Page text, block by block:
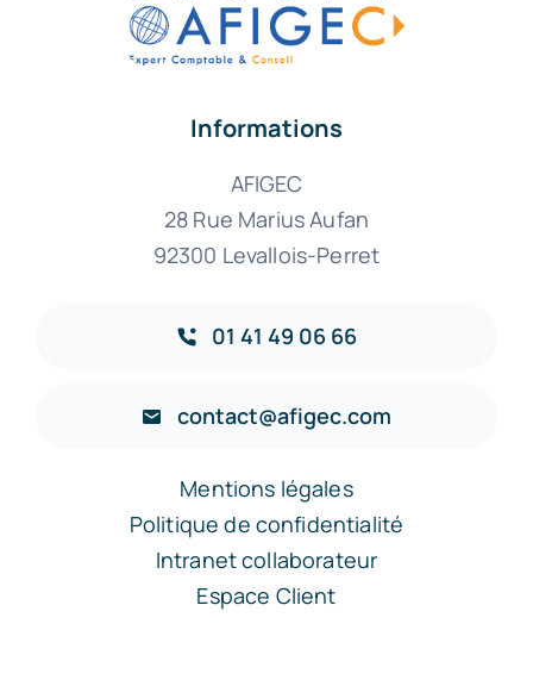
Informations
AFIGEC
28 Rue Marius Aufan
92300 Levallois-Perret
01 41 49 06 66
contact@afigec.com
Mentions légales
Politique de confidentialité
Intranet collaborateur
Espace Client